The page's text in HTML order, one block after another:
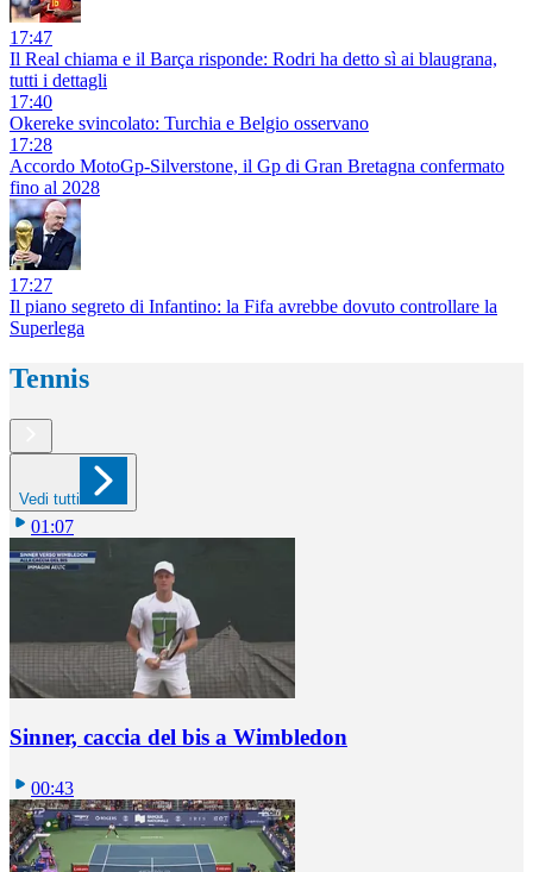
17:47
Il Real chiama e il Barça risponde: Rodri ha detto sì ai blaugrana,
tutti i dettagli
17:40
Okereke svincolato: Turchia e Belgio osservano
17:28
Accordo MotoGp-Silverstone, il Gp di Gran Bretagna confermato
fino al 2028
17:27
Il piano segreto di Infantino: la Fifa avrebbe dovuto controllare la
Superlega
Tennis
Vedi tutti
01:07
Sinner, caccia del bis a Wimbledon
00:43